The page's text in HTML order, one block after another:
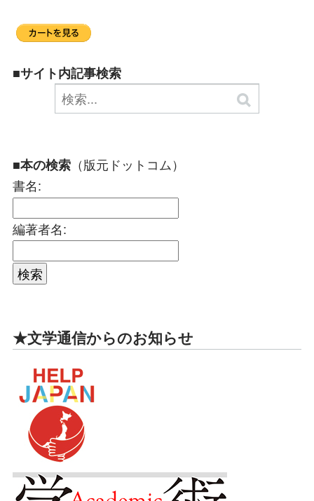
■サイト内記事検索
■本の検索 （版元ドットコム）
書名:
編著者名:
★文学通信からのお知らせ